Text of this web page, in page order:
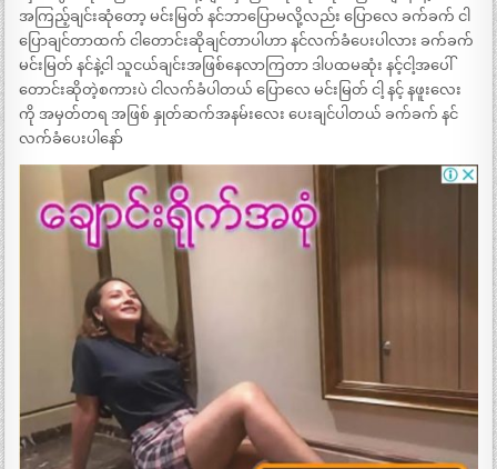
အကြည့်ချင်းဆုံတော့ မင်းမြတ် နင်ဘာပြောမလို့လည်း ပြောလေ ခက်ခက် ငါ
ပြောချင်တာထက် ငါတောင်းဆိုချင်တာပါဟာ နင်လက်ခံပေးပါလား ခက်ခက်
မင်းမြတ် နင်နဲ့ငါ သူငယ်ချင်းအဖြစ်နေလာကြတာ ဒါပထမဆုံး နင့်ငါ့အပေါ်
တောင်းဆိုတဲ့စကားပဲ ငါလက်ခံပါတယ် ပြောလေ မင်းမြတ် ငါ့ နင့် နဖူးလေး
ကို အမှတ်တရ အဖြစ် နှုတ်ဆက်အနမ်းလေး ပေးချင်ပါတယ် ခက်ခက် နင်
လက်ခံပေးပါနော်